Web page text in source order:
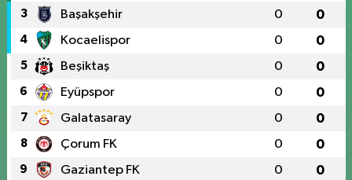
3 Başakşehir 0 0
4 Kocaelispor 0 0
5 Beşiktaş 0 0
6 Eyüpspor 0 0
7 Galatasaray 0 0
8 Çorum FK 0 0
9 Gaziantep FK 0 0